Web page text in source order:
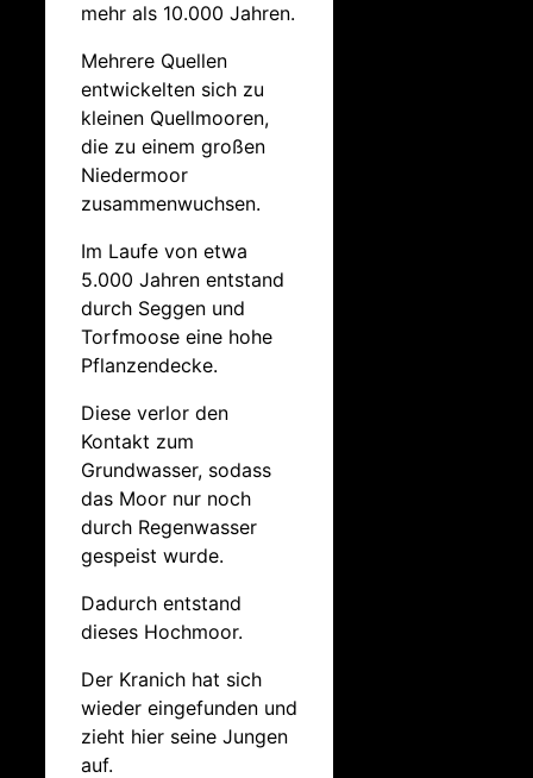
mehr als 10.000 Jahren.
Mehrere Quellen
entwickelten sich zu
kleinen Quellmooren,
die zu einem großen
Niedermoor
zusammenwuchsen.
Im Laufe von etwa
5.000 Jahren entstand
durch Seggen und
Torfmoose eine hohe
Pflanzendecke.
Diese verlor den
Kontakt zum
Grundwasser, sodass
das Moor nur noch
durch Regenwasser
gespeist wurde.
Dadurch entstand
dieses Hochmoor.
Der Kranich hat sich
wieder eingefunden und
zieht hier seine Jungen
auf.